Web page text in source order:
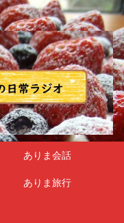
ありま会話
ありま旅行